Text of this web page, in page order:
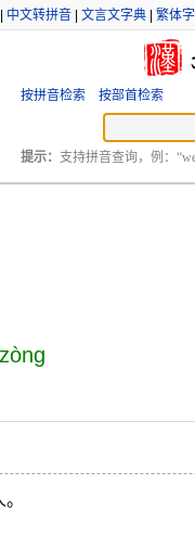
中文转拼音| 文言文字典| 繁体
按拼音检索 按部首检索
提示： 支持拼音查询，例：